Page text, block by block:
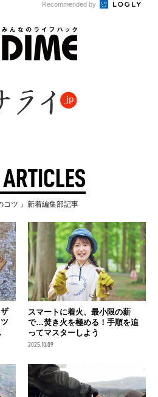
Recommended by
コツ 』新着編集部記事
スマートに着火、最小限の薪
で…焚き火を極める！手順を追
ってマスターしよう
2025.10.09